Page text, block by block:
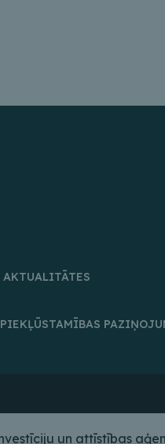
AKTUALITĀTES
PIEKĻŪSTAMĪBAS
un attīstības